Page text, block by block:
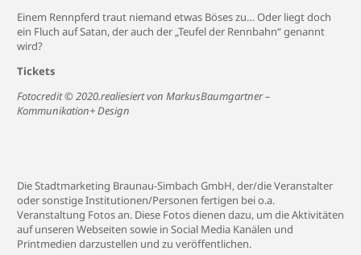
Einem Rennpferd traut niemand etwas Böses zu… Oder liegt doch
ein Fluch auf Satan, der auch der „Teufel der Rennbahn“ genannt
wird?
Tickets
Fotocredit © 2020.realiesiert von MarkusBaumgartner –
Kommunikation+ Design
Die Stadtmarketing Braunau-Simbach GmbH, der/die Veranstalter
oder sonstige Institutionen/Personen fertigen bei o.a.
Veranstaltung Fotos an. Diese Fotos dienen dazu, um die Aktivitäten
auf unseren Webseiten sowie in Social Media Kanälen und
Printmedien darzustellen und zu veröffentlichen.